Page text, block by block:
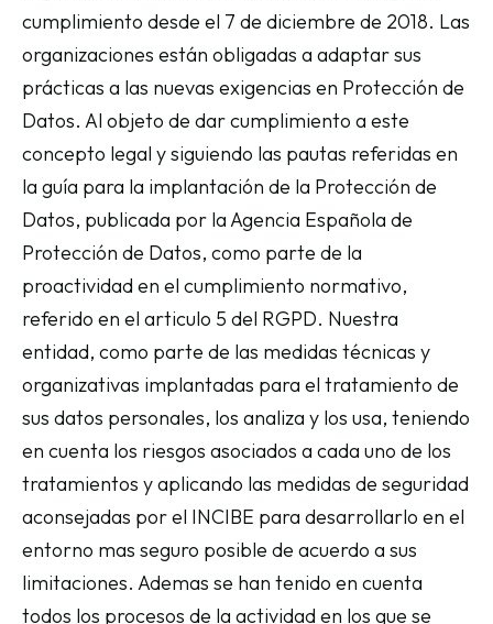
cumplimiento desde el 7 de diciembre de 2018. Las
organizaciones están obligadas a adaptar sus
prácticas a las nuevas exigencias en Protección de
Datos. Al objeto de dar cumplimiento a este
concepto legal y siguiendo las pautas referidas en
la guía para la implantación de la Protección de
Datos, publicada por la Agencia Española de
Protección de Datos, como parte de la
proactividad en el cumplimiento normativo,
referido en el articulo 5 del RGPD. Nuestra
entidad, como parte de las medidas técnicas y
organizativas implantadas para el tratamiento de
sus datos personales, los analiza y los usa, teniendo
en cuenta los riesgos asociados a cada uno de los
tratamientos y aplicando las medidas de seguridad
aconsejadas por el INCIBE para desarrollarlo en el
entorno mas seguro posible de acuerdo a sus
limitaciones. Ademas se han tenido en cuenta
todos los procesos de la actividad en los que se